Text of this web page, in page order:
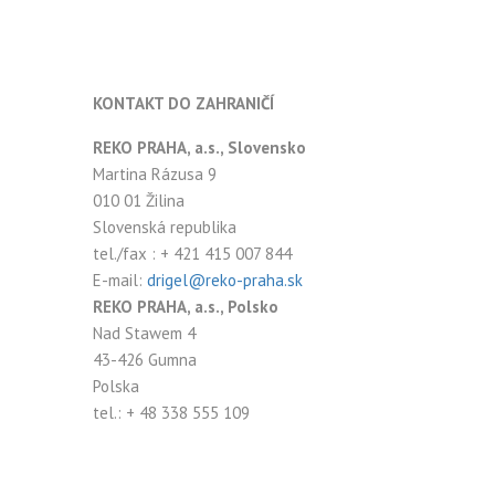
KONTAKT DO ZAHRANIČÍ
REKO PRAHA, a.s., Slovensko
Martina Rázusa 9
010 01 Žilina
Slovenská republika
tel./fax : + 421 415 007 844
E-mail: drigel@reko-praha.sk
REKO PRAHA, a.s., Polsko
Nad Stawem 4
43-426 Gumna
Polska
tel.: + 48 338 555 109